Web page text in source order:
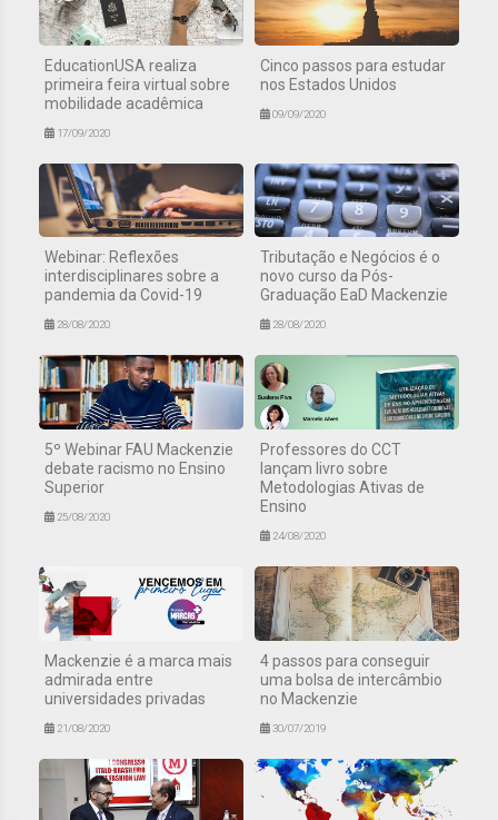
EducationUSA realiza
primeira feira virtual sobre
mobilidade acadêmica
17/09/2020
Cinco passos para estudar
nos Estados Unidos
09/09/2020
Webinar: Reflexões
interdisciplinares sobre a
pandemia da Covid-19
28/08/2020
Tributação e Negócios é o
novo curso da Pós-
Graduação EaD Mackenzie
28/08/2020
5º Webinar FAU Mackenzie
debate racismo no Ensino
Superior
25/08/2020
Professores do CCT
lançam livro sobre
Metodologias Ativas de
Ensino
24/08/2020
Mackenzie é a marca mais
admirada entre
universidades privadas
21/08/2020
4 passos para conseguir
uma bolsa de intercâmbio
no Mackenzie
30/07/2019